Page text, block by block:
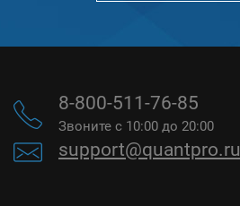
8-800-511-76-85
Звоните с 10:00 до 20:00
support@quantpro.ru